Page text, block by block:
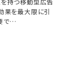
果を最大限に引
で…